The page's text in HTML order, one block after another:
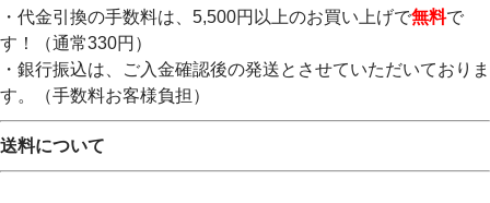
・代金引換の手数料は、5,500円以上のお買い上げで無料で
す！（通常330円）
・銀行振込は、ご入金確認後の発送とさせていただいておりま
す。（手数料お客様負担）
送料について